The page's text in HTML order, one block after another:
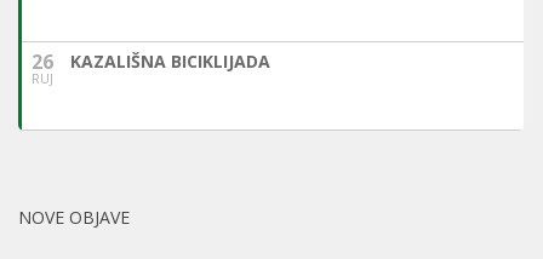
26
RUJ
KAZALIŠNA BICIKLIJADA
NOVE OBJAVE